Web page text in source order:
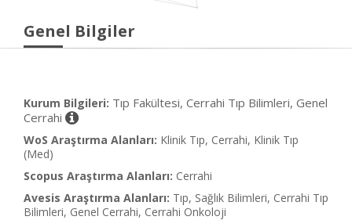
Genel Bilgiler
Kurum Bilgileri: Tıp Fakültesi, Cerrahi Tıp Bilimleri, Genel
Cerrahi
WoS Araştırma Alanları: Klinik Tıp, Cerrahi, Klinik Tıp
(Med)
Scopus Araştırma Alanları: Cerrahi
Avesis Araştırma Alanları: Tıp, Sağlık Bilimleri, Cerrahi Tıp
Bilimleri, Genel Cerrahi, Cerrahi Onkoloji